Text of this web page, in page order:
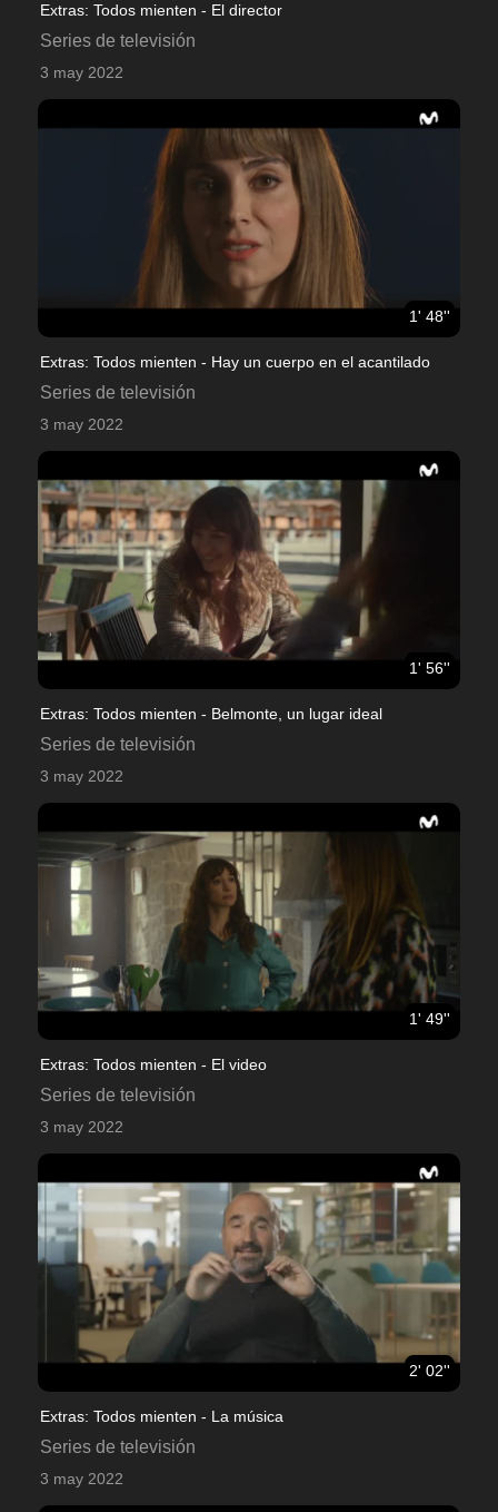
Extras: Todos mienten - El director
Series de televisión
3 may 2022
1' 48''
Extras: Todos mienten - Hay un cuerpo en el acantilado
Series de televisión
3 may 2022
1' 56''
Extras: Todos mienten - Belmonte, un lugar ideal
Series de televisión
3 may 2022
1' 49''
Extras: Todos mienten - El video
Series de televisión
3 may 2022
2' 02''
Extras: Todos mienten - La música
Series de televisión
3 may 2022